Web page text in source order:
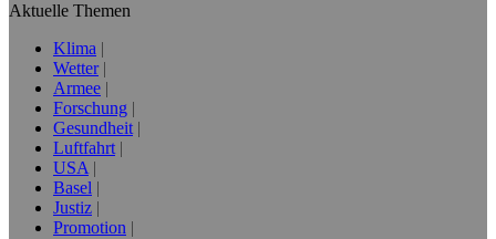
Aktuelle Themen
Klima
Wetter
Armee
Forschung
Gesundheit
Luftfahrt
USA
Basel
Justiz
Promotion